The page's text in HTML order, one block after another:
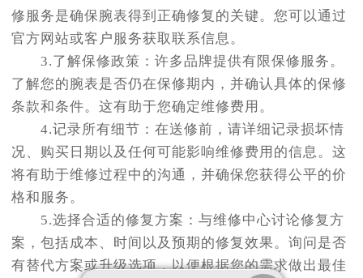
修服务是确保腕表得到正确修复的关键。您可以通过
官方网站或客户服务获取联系信息。
3.了解保修政策：许多品牌提供有限保修服务。
了解您的腕表是否仍在保修期内，并确认具体的保修
条款和条件。这有助于您确定维修费用。
4.记录所有细节：在送修前，请详细记录损坏情
况、购买日期以及任何可能影响维修费用的信息。这
将有助于维修过程中的沟通，并确保您获得公平的价
格和服务。
5.选择合适的修复方案：与维修中心讨论修复方
案，包括成本、时间以及预期的修复效果。询问是否
有替代方案或升级选项，以便根据您的需求做出最佳